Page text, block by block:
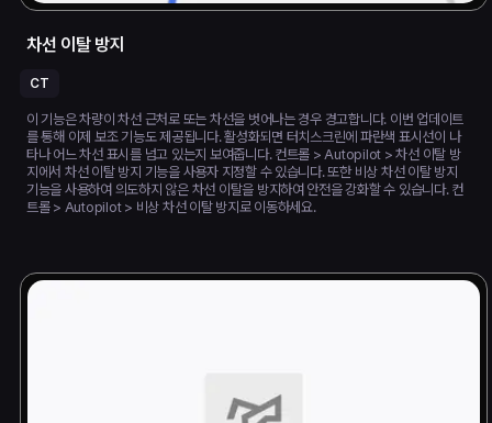
차선 이탈 방지
CT
이 기능은 차량이 차선 근처로 또는 차선을 벗어나는 경우 경고합니다. 이번 업데이트
를 통해 이제 보조 기능도 제공됩니다. 활성화되면 터치스크린에 파란색 표시선이 나
타나 어느 차선 표시를 넘고 있는지 보여줍니다. 컨트롤 > Autopilot > 차선 이탈 방
지에서 차선 이탈 방지 기능을 사용자 지정할 수 있습니다. 또한 비상 차선 이탈 방지
기능을 사용하여 의도하지 않은 차선 이탈을 방지하여 안전을 강화할 수 있습니다. 컨
트롤 > Autopilot > 비상 차선 이탈 방지로 이동하세요.